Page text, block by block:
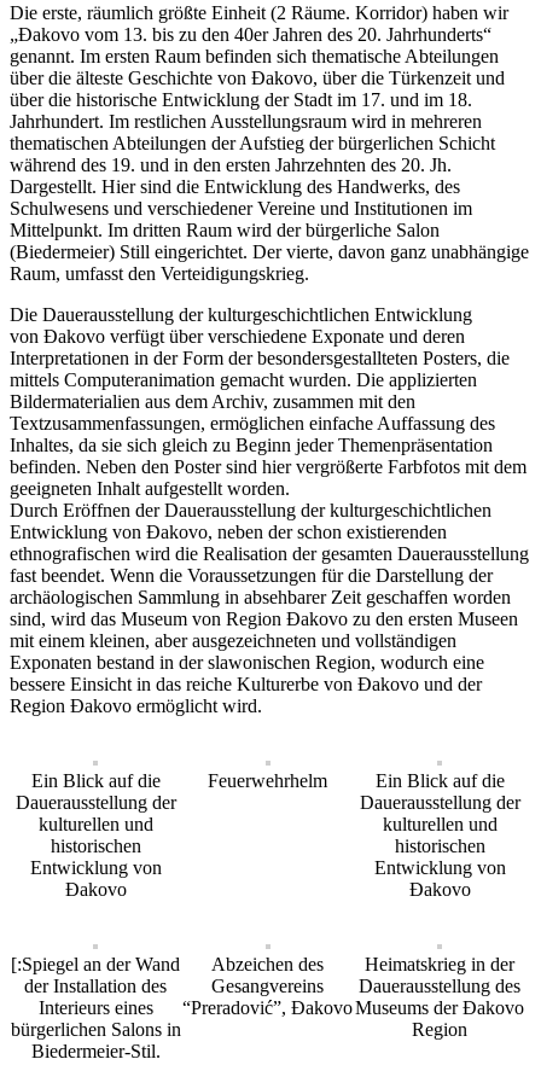
Die erste, räumlich größte Einheit (2 Räume. Korridor) haben wir
„Đakovo vom 13. bis zu den 40er Jahren des 20. Jahrhunderts“
genannt. Im ersten Raum befinden sich thematische Abteilungen
über die älteste Geschichte von Đakovo, über die Türkenzeit und
über die historische Entwicklung der Stadt im 17. und im 18.
Jahrhundert. Im restlichen Ausstellungsraum wird in mehreren
thematischen Abteilungen der Aufstieg der bürgerlichen Schicht
während des 19. und in den ersten Jahrzehnten des 20. Jh.
Dargestellt. Hier sind die Entwicklung des Handwerks, des
Schulwesens und verschiedener Vereine und Institutionen im
Mittelpunkt. Im dritten Raum wird der bürgerliche Salon
(Biedermeier) Still eingerichtet. Der vierte, davon ganz unabhängige
Raum, umfasst den Verteidigungskrieg.
Die Dauerausstellung der kulturgeschichtlichen Entwicklung
von Đakovo verfügt über verschiedene Exponate und deren
Interpretationen in der Form der besondersgestallteten Posters, die
mittels Computeranimation gemacht wurden. Die applizierten
Bildermaterialien aus dem Archiv, zusammen mit den
Textzusammenfassungen, ermöglichen einfache Auffassung des
Inhaltes, da sie sich gleich zu Beginn jeder Themenpräsentation
befinden. Neben den Poster sind hier vergrößerte Farbfotos mit dem
geeigneten Inhalt aufgestellt worden.
Durch Eröffnen der Dauerausstellung der kulturgeschichtlichen
Entwicklung von Đakovo, neben der schon existierenden
ethnografischen wird die Realisation der gesamten Dauerausstellung
fast beendet. Wenn die Voraussetzungen für die Darstellung der
archäologischen Sammlung in absehbarer Zeit geschaffen worden
sind, wird das Museum von Region Đakovo zu den ersten Museen
mit einem kleinen, aber ausgezeichneten und vollständigen
Exponaten bestand in der slawonischen Region, wodurch eine
bessere Einsicht in das reiche Kulturerbe von Đakovo und der
Region Đakovo ermöglicht wird.
Ein Blick auf die
Dauerausstellung der
kulturellen und
historischen
Entwicklung von
Đakovo
Feuerwehrhelm
Ein Blick auf die
Dauerausstellung der
kulturellen und
historischen
Entwicklung von
Đakovo
[:Spiegel an der Wand
der Installation des
Interieurs eines
bürgerlichen Salons in
Biedermeier-Stil.
Abzeichen des
Gesangvereins
“Preradović”, Đakovo
Heimatskrieg in der
Dauerausstellung des
Museums der Đakovo
Region